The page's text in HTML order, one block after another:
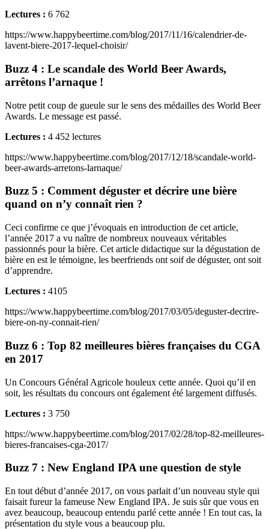
Lectures : 6 762
https://www.happybeertime.com/blog/2017/11/16/calendrier-de-
lavent-biere-2017-lequel-choisir/
Buzz 4 : Le scandale des World Beer Awards,
arrêtons l’arnaque !
Notre petit coup de gueule sur le sens des médailles des World Beer
Awards. Le message est passé.
Lectures : 4 452 lectures
https://www.happybeertime.com/blog/2017/12/18/scandale-world-
beer-awards-arretons-larnaque/
Buzz 5 : Comment déguster et décrire une bière
quand on n’y connaît rien ?
Ceci confirme ce que j’évoquais en introduction de cet article,
l’année 2017 a vu naître de nombreux nouveaux véritables
passionnés pour la bière. Cet article didactique sur la dégustation de
bière en est le témoigne, les beerfriends ont soif de déguster, ont soit
d’apprendre.
Lectures : 4105
https://www.happybeertime.com/blog/2017/03/05/deguster-decrire-
biere-on-ny-connait-rien/
Buzz 6 : Top 82 meilleures bières françaises du CGA
en 2017
Un Concours Général Agricole houleux cette année. Quoi qu’il en
soit, les résultats du concours ont également été largement diffusés.
Lectures : 3 750
https://www.happybeertime.com/blog/2017/02/28/top-82-meilleures-
bieres-francaises-cga-2017/
Buzz 7 : New England IPA une question de style
En tout début d’année 2017, on vous parlait d’un nouveau style qui
faisait fureur la fameuse New England IPA. Je suis sûr que vous en
avez beaucoup, beaucoup entendu parlé cette année ! En tout cas, la
présentation du style vous a beaucoup plu.